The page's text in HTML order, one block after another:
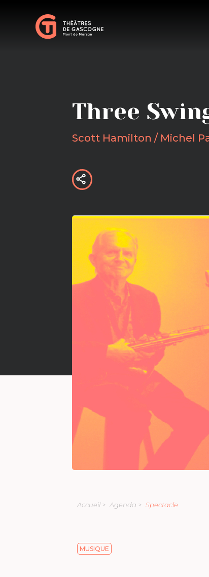
Three
Scott Hamilton / Michel
Accueil > Agenda > Spectacle
MUSIQUE